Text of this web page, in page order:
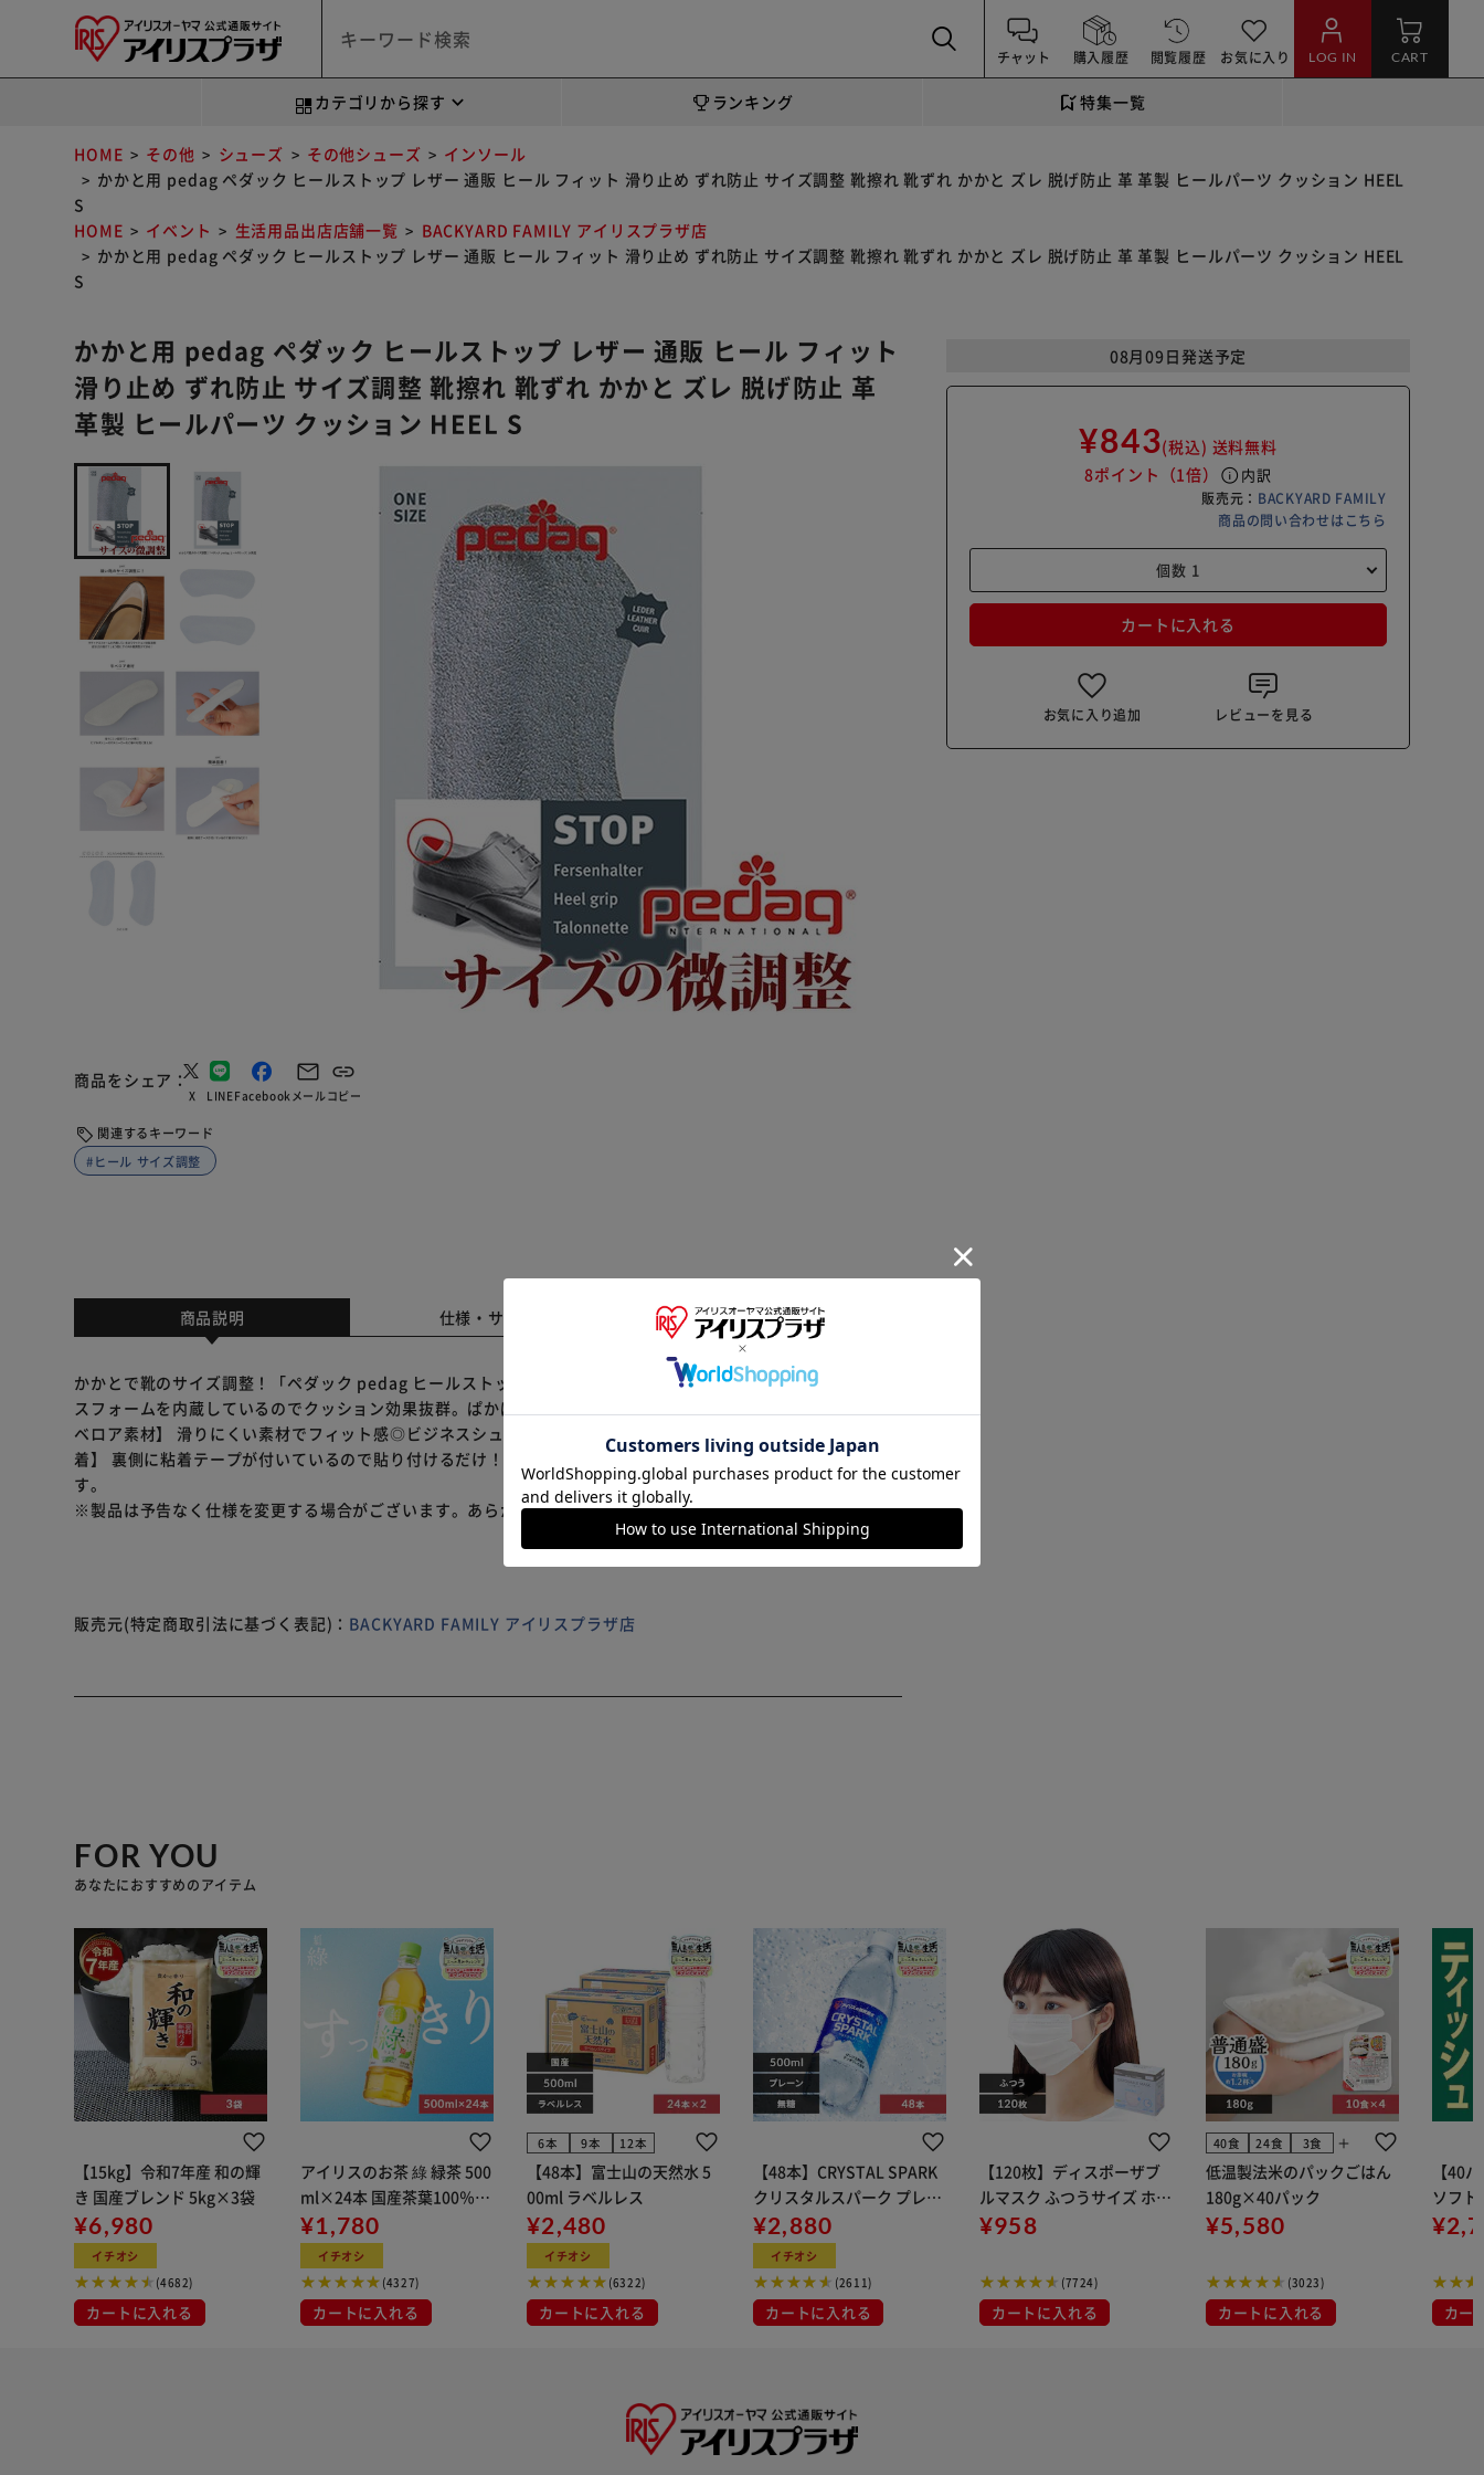
チャット 購入履歴 閲覧履歴 お気に入り LOG IN CART
カテゴリから探す ランキング 特集一覧
HOME その他 シューズ その他シューズ
インソール
かかと用 pedag ペダック ヒールストップ レザー 通販 ヒール フィット 滑り止め ずれ防止 サイズ調整 靴擦れ 靴ずれ かかと ズレ 脱げ防止 革 革製 ヒールパーツ クッション HEEL
S
HOME
イベント 生活用品出店店舗一覧
BACKYARD FAMILY アイリスプラザ店
かかと用 pedag ペダック ヒールストップ レザー 通販 ヒール フィット 滑り止め ずれ防止 サイズ調整 靴擦れ 靴ずれ かかと ズレ 脱げ防止 革 革製 ヒールパーツ クッション HEEL
S
かかと用 pedag ペダック ヒールストップ レザー 通販 ヒール フィット
滑り止め ずれ防止 サイズ調整 靴擦れ 靴ずれ かかと ズレ 脱げ防止 革
革製 ヒールパーツ クッション HEEL S
商品をシェア
X LINEFacebookメールコピー
関連するキーワード
#ヒール サイズ調整
08月09日発送予定
¥843(税込) 送料無料
8ポイント （1倍） info 内訳
販売元： BACKYARD FAMILY
商品の問い合わせはこちら
カートに入れる
お気に入り追加 レビューを見る
商品説明 仕様・サイズ 商品レビュー
かかとで靴のサイズ調整！「ペダック pedag ヒールストップ」が発売。 【緩い靴のサイズ調整に！】 ラテック
スフォームを内蔵しているのでクッション効果抜群。ぱかぱか脱げてしまう靴にサイズの微調整ができる！ 【牛
ベロア素材】 滑りにくい素材でフィット感◎ビジネスシューズやスニーカーなど様々な靴に使える！ 【簡単装
着】 裏側に粘着テープが付いているので貼り付けるだけ！ 【商品配送について】 配送番号なしの配送になりま
す。
※製品は予告なく仕様を変更する場合がございます。あらかじめご了承ください。
販売元(特定商取引法に基づく表記)： BACKYARD FAMILY アイリスプラザ店
FOR YOU
あなたにおすすめのアイテム
【15kg】令和7年産 和の輝
き 国産ブレンド 5kg×3袋
¥6,980
イチオシ
(4682)
カートに入れる
アイリスのお茶 綠 緑茶 500
ml×24本 国産茶葉100％使
用
¥1,780
イチオシ
(4327)
カートに入れる
6本 9本 12本
【48本】富士山の天然水 5
00ml ラベルレス
¥2,480
イチオシ
(6322)
カートに入れる
【48本】CRYSTAL SPARK
クリスタルスパーク プレー
ン 500ml
¥2,880
イチオシ
(2611)
カートに入れる
【120枚】ディスポーザブ
ルマスク ふつうサイズ ホワ
イト 大容量 DISPOSABLE
布
¥958
(7724)
カートに入れる
40食 24食 3食 add
低温製法米のパックごはん
180g×40パック
¥5,580
(3023)
カートに入れる
【40
ソフ
組) 5
カー
※ご確認ください